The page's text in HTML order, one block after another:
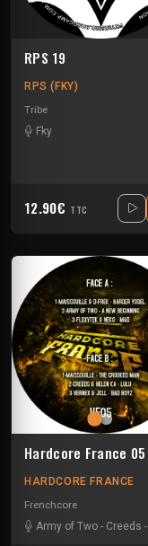
RPS 19
RPS (FKY)
Tribe
Fky
12.90€ TTC
Hardcore France 05
HARDCORE FRANCE
Frenchcore
Army of Two - Creeds -